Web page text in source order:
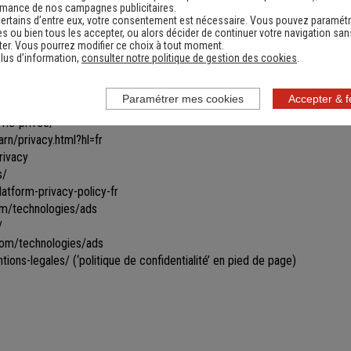
toutes ou certaines parties du site.
informations ne seront remises à jour qu'après s'être reconnecté sur
par le biais de cookies gérés par un partenaire. Les
des bannières personnalisées vous proposant des produits
type de bannières apparaître et/ou obtenir davantage
privee/
privacy.html?hl=fr
privacy-policy-fr
technologies/ads
technologies/ads
legales/ (‘politique de confidentialité’ en pied de page)
de nos campagnes publicitaires.
d’entre eux, votre consentement est nécessaire. Vous pouvez
ou bien tous les accepter, ou alors décider de continuer votre navigation
Vous pourrez modifier ce choix à tout moment.
d’information, consulter notre politique de gestion des cookies.
Accepter &
Paramétrer mes cookies